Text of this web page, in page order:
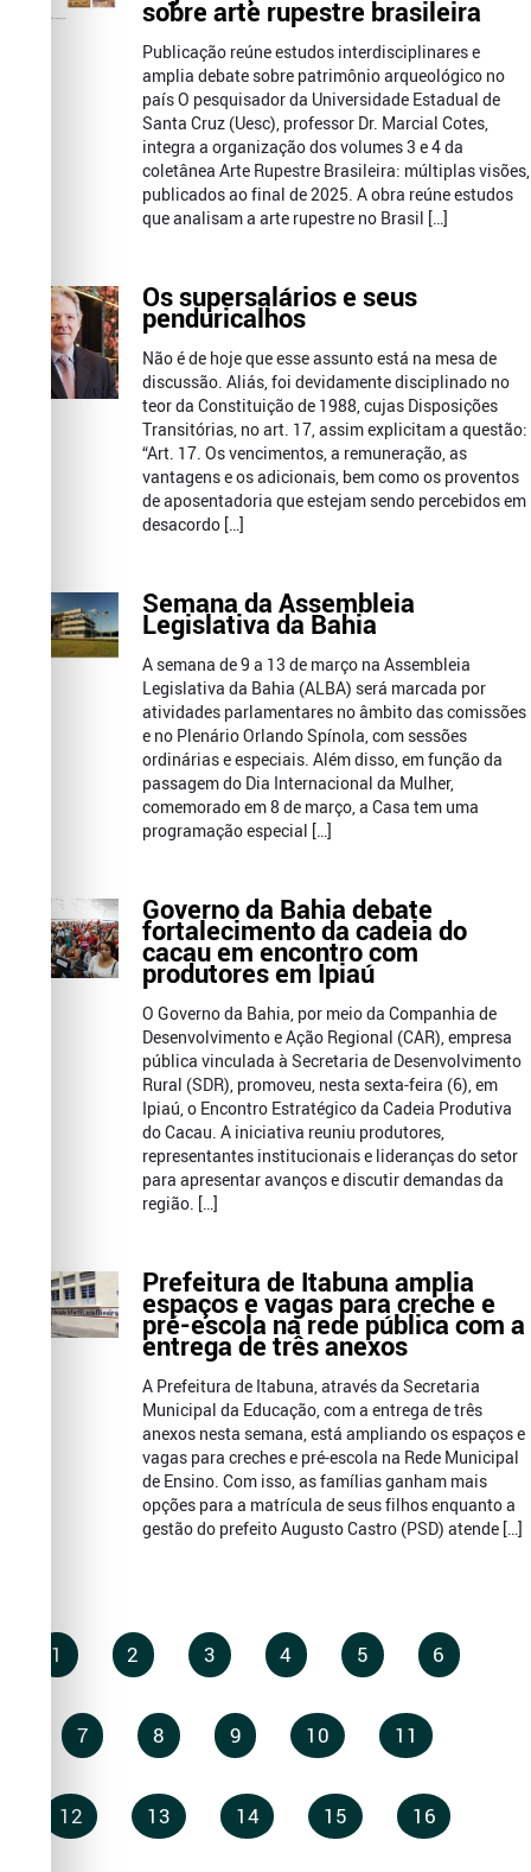
sobre arte rupestre brasileira
Publicação reúne estudos interdisciplinares e
amplia debate sobre patrimônio arqueológico no
país O pesquisador da Universidade Estadual de
Santa Cruz (Uesc), professor Dr. Marcial Cotes,
integra a organização dos volumes 3 e 4 da
coletânea Arte Rupestre Brasileira: múltiplas visões,
publicados ao final de 2025. A obra reúne estudos
que analisam a arte rupestre no Brasil […]
Os supersalários e seus
penduricalhos
Não é de hoje que esse assunto está na mesa de
discussão. Aliás, foi devidamente disciplinado no
teor da Constituição de 1988, cujas Disposições
Transitórias, no art. 17, assim explicitam a questão:
“Art. 17. Os vencimentos, a remuneração, as
vantagens e os adicionais, bem como os proventos
de aposentadoria que estejam sendo percebidos em
desacordo […]
Semana da Assembleia
Legislativa da Bahia
A semana de 9 a 13 de março na Assembleia
Legislativa da Bahia (ALBA) será marcada por
atividades parlamentares no âmbito das comissões
e no Plenário Orlando Spínola, com sessões
ordinárias e especiais. Além disso, em função da
passagem do Dia Internacional da Mulher,
comemorado em 8 de março, a Casa tem uma
programação especial […]
Governo da Bahia debate
fortalecimento da cadeia do
cacau em encontro com
produtores em Ipiaú
O Governo da Bahia, por meio da Companhia de
Desenvolvimento e Ação Regional (CAR), empresa
pública vinculada à Secretaria de Desenvolvimento
Rural (SDR), promoveu, nesta sexta-feira (6), em
Ipiaú, o Encontro Estratégico da Cadeia Produtiva
do Cacau. A iniciativa reuniu produtores,
representantes institucionais e lideranças do setor
para apresentar avanços e discutir demandas da
região. […]
Prefeitura de Itabuna amplia
espaços e vagas para creche e
pré-escola na rede pública com a
entrega de três anexos
A Prefeitura de Itabuna, através da Secretaria
Municipal da Educação, com a entrega de três
anexos nesta semana, está ampliando os espaços e
vagas para creches e pré-escola na Rede Municipal
de Ensino. Com isso, as famílias ganham mais
opções para a matrícula de seus filhos enquanto a
gestão do prefeito Augusto Castro (PSD) atende […]
1 2 3 4 5 6
7 8 9 10 11
12 13 14 15 16